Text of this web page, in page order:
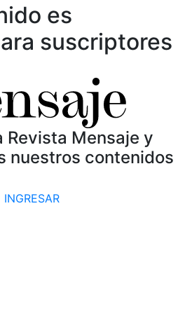
es
suscriptores
Revista Mensaje y
nuestros contenidos
INGRESAR